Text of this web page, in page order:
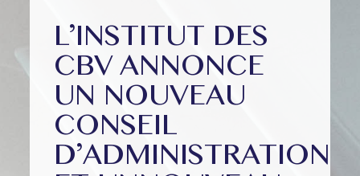
L’INSTITUT DES
CBV ANNONCE
UN NOUVEAU
CONSEIL
D’ADMINISTRATION